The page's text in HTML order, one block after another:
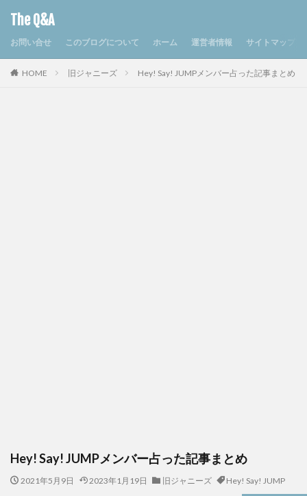
The Q&A
お問い合せ このブログについて ホーム 運営者情報 サイトマップ
HOME 旧ジャニーズ Hey! Say! JUMPメンバー占った記事まとめ
Hey! Say! JUMPメンバー占った記事まとめ
2021年5月9日 2023年1月19日 旧ジャニーズ Hey! Say! JUMP